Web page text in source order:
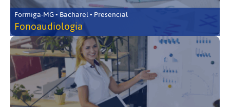
Formiga-MG • Bacharel • Presencial
Fonoaudiologia